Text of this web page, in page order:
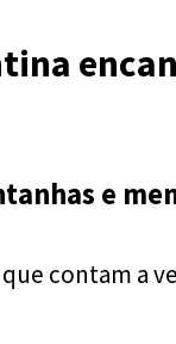
e
contam a